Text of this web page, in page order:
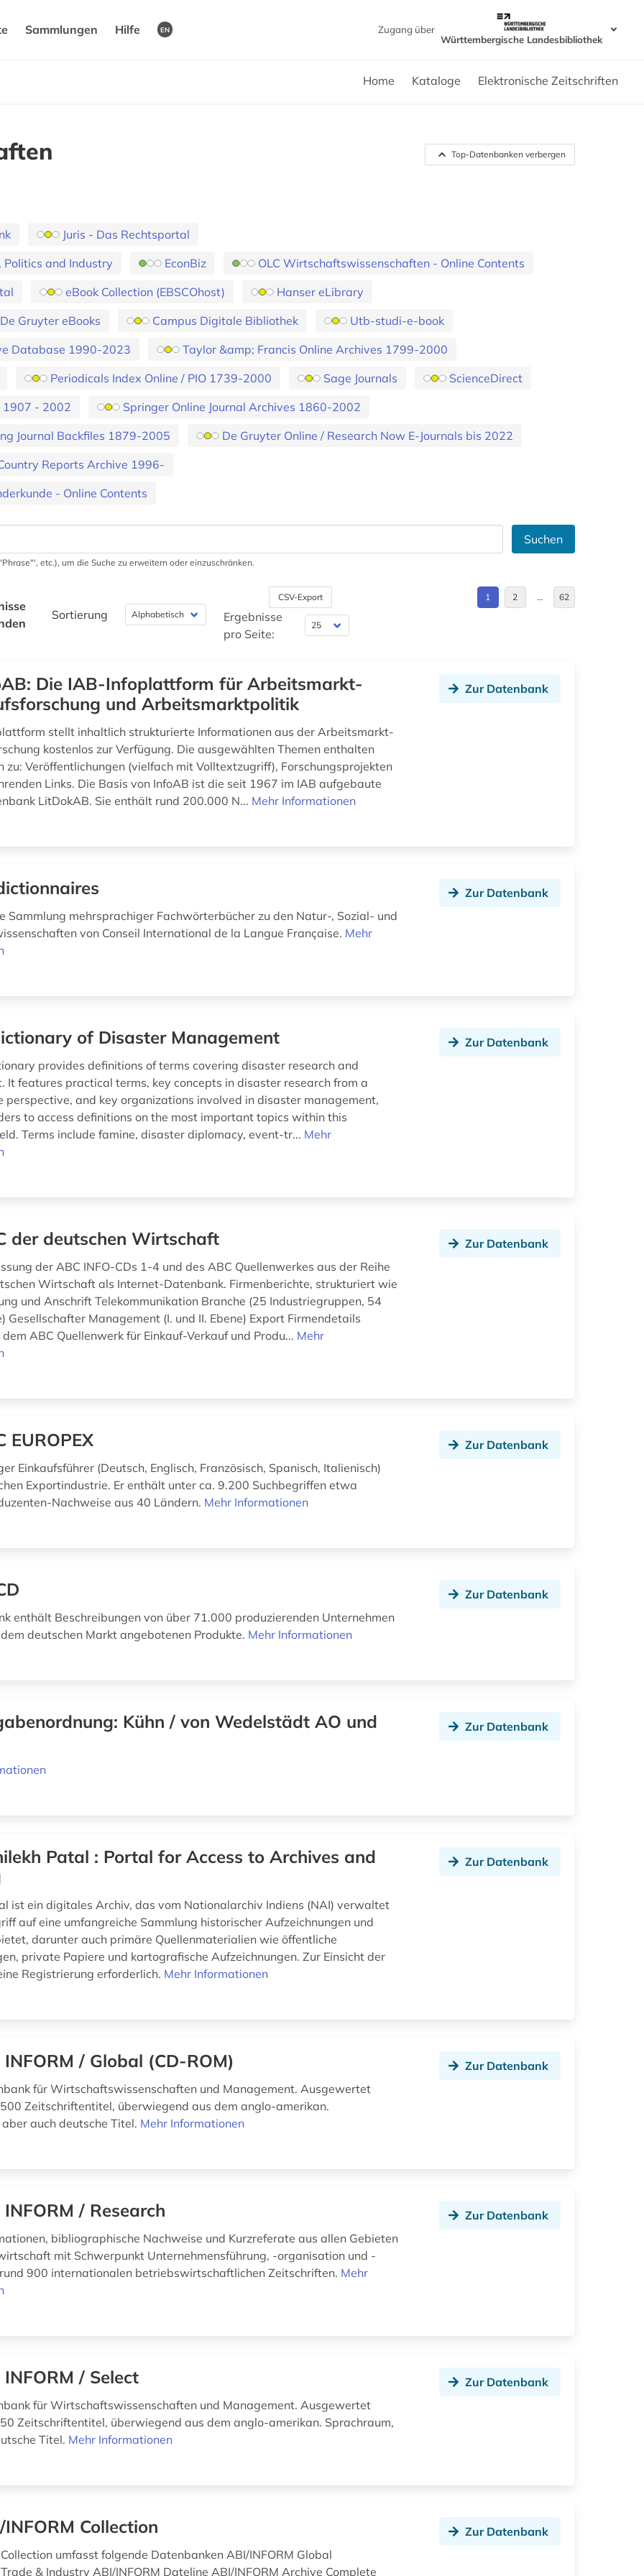
Sammlungen Hilfe EN
Zugang über
Württembergische Landesbibliothek
Home Kataloge Elektronische Zeitschriften
Top-Datenbanken verbergen
Juris - Das Rechtsportal
Politics and Industry
EconBiz
OLC Wirtschaftswissenschaften - Online Contents
eBook Collection (EBSCOhost)
Hanser eLibrary
De Gruyter eBooks Campus Digitale Bibliothek
Utb-studi-e-book
Database 1990-2023
Taylor &amp; Francis Online Archives 1799-2000
Periodicals Index Online / PIO 1739-2000 Sage Journals
ScienceDirect
1907 - 2002
Springer Online Journal Archives 1860-2002
Journal Backfiles 1879-2005
De Gruyter Online / Research Now E-Journals bis 2022
Reports Archive 1996-
- Online Contents
Suchen
etc.), um die Suche zu erweitern oder einzuschränken.
Sortierung
CSV-Export
Ergebnisse
pro Seite:
1 2 … 62
Die IAB-Infoplattform für Arbeitsmarkt-
und Arbeitsmarktpolitik
stellt inhaltlich strukturierte Informationen aus der Arbeitsmarkt-
kostenlos zur Verfügung. Die ausgewählten Themen enthalten
zu: Veröffentlichungen (vielfach mit Volltextzugriff), Forschungsprojekten
Links. Die Basis von InfoAB ist die seit 1967 im IAB aufgebaute
LitDokAB. Sie enthält rund 200.000 N... Mehr Informationen
Zur Datenbank
Sammlung mehrsprachiger Fachwörterbücher zu den Natur-, Sozial- und
von Conseil International de la Langue Française. Mehr
Zur Datenbank
of Disaster Management
provides definitions of terms covering disaster research and
It features practical terms, key concepts in disaster research from a
perspective, and key organizations involved in disaster management,
to access definitions on the most important topics within this
Terms include famine, disaster diplomacy, event-tr... Mehr
Zur Datenbank
der deutschen Wirtschaft
der ABC INFO-CDs 1-4 und des ABC Quellenwerkes aus der Reihe
Wirtschaft als Internet-Datenbank. Firmenberichte, strukturiert wie
und Anschrift Telekommunikation Branche (25 Industriegruppen, 54
Gesellschafter Management (I. und II. Ebene) Export Firmendetails
ABC Quellenwerk für Einkauf-Verkauf und Produ... Mehr
Zur Datenbank
EUROPEX
Einkaufsführer (Deutsch, Englisch, Französisch, Spanisch, Italienisch)
Exportindustrie. Er enthält unter ca. 9.200 Suchbegriffen etwa
Nachweise aus 40 Ländern. Mehr Informationen
Zur Datenbank
enthält Beschreibungen von über 71.000 produzierenden Unternehmen
deutschen Markt angebotenen Produkte. Mehr Informationen
Zur Datenbank
Kühn / von Wedelstädt AO und
Zur Datenbank
Patal : Portal for Access to Archives and
ist ein digitales Archiv, das vom Nationalarchiv Indiens (NAI) verwaltet
auf eine umfangreiche Sammlung historischer Aufzeichnungen und
darunter auch primäre Quellenmaterialien wie öffentliche
private Papiere und kartografische Aufzeichnungen. Zur Einsicht der
Registrierung erforderlich. Mehr Informationen
Zur Datenbank
/ Global (CD-ROM)
für Wirtschaftswissenschaften und Management. Ausgewertet
Zeitschriftentitel, überwiegend aus dem anglo-amerikan.
auch deutsche Titel. Mehr Informationen
Zur Datenbank
/ Research
bibliographische Nachweise und Kurzreferate aus allen Gebieten
mit Schwerpunkt Unternehmensführung, -organisation und -
900 internationalen betriebswirtschaftlichen Zeitschriften. Mehr
Zur Datenbank
/ Select
für Wirtschaftswissenschaften und Management. Ausgewertet
Zeitschriftentitel, überwiegend aus dem anglo-amerikan. Sprachraum,
Titel. Mehr Informationen
Zur Datenbank
Collection
umfasst folgende Datenbanken ABI/INFORM Global
& Industry ABI/INFORM Dateline ABI/INFORM Archive Complete
Zur Datenbank